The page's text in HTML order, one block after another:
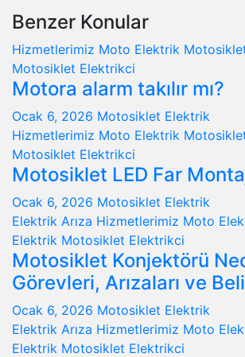
Benzer Konular
Hizmetlerimiz Moto Elektrik
Motosiklet Elektrikci
Motora alarm takılır mı?
Ocak 6, 2026 Motosiklet Elektrik
Hizmetlerimiz Moto Elektrik
Motosiklet Elektrikci
Motosiklet LED Far
Ocak 6, 2026 Motosiklet Elektrik
Elektrik Arıza Hizmetlerimiz Moto
Elektrik Motosiklet Elektrikci
Motosiklet Konjektörü
Görevleri, Arızaları ve
Ocak 6, 2026 Motosiklet Elektrik
Elektrik Arıza Hizmetlerimiz Moto
Elektrik Motosiklet Elektrikci